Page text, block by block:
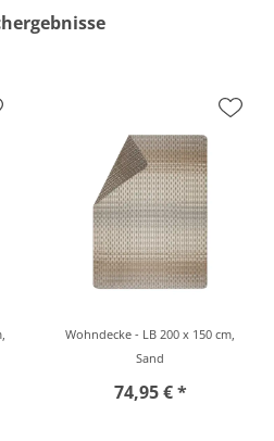
Wohndecke - LB 200 x 150 cm,
Sand
74,95 € *